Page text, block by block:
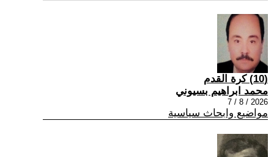
(10) كرة القدم
محمد ابراهيم بسيوني
2026 / 8 / 7
مواضيع وابحاث سياسية